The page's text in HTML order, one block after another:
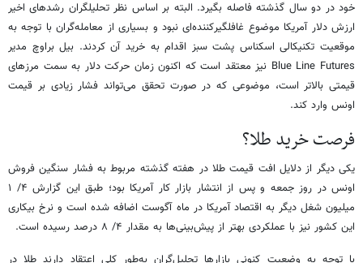
خود در دو سال گذشته فاصله بگیرد. البته بر اساس نظر تحلیلگران رشدهای اخیر
ارزش دلار آمریکا موضوع غافلگیرکننده‌ای نبود و بسیاری از معامله‌گران با توجه به
موقعیت تکنیکالی اسکناس پشت سبز اقدام به خرید آن کردند. بیل براوچ مدیر
Blue Line Futures نیز معتقد است که اکنون زمان حرکت دلار به سمت مرزهای
قیمتی بالاتر است، موضوعی که در صورت تحقق می‌تواند فشار زیادی بر قیمت
اونس وارد کند.
فرصت خرید طلا؟
یکی دیگر از دلایل افت قیمت طلا در هفته گذشته مربوط به فشار سنگین فروش
اونس در روز جمعه و پس از انتشار بازار کار آمریکا بود؛ طبق این گزارش ۴/ ۱
میلیون شغل دیگر به اقتصاد آمریکا در ماه آگوست اضافه شده است و نرخ بیکاری
این کشور نیز با عملکردی بهتر از پیش‌بینی‌ها به مقدار ۴/ ۸ درصد رسیده است.